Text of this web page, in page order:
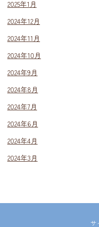
2025年1月
2024年12月
2024年11月
2024年10月
2024年9月
2024年8月
2024年7月
2024年6月
2024年4月
2024年3月
サ